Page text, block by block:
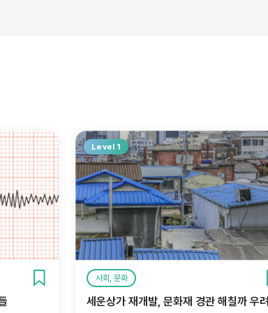
Level 1
사회, 문화
세운상가 재개발, 문화재 경관 해칠까 우려